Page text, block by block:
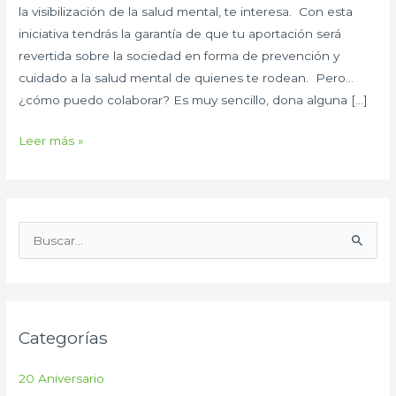
la visibilización de la salud mental, te interesa. Con esta
iniciativa tendrás la garantía de que tu aportación será
revertida sobre la sociedad en forma de prevención y
cuidado a la salud mental de quienes te rodean. Pero…
¿cómo puedo colaborar? Es muy sencillo, dona alguna […]
Leer más »
a
p
Categorías
20 Aniversario